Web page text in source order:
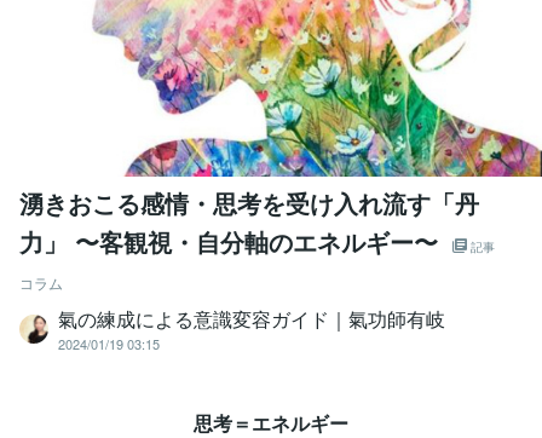
湧きおこる感情・思考を受け入れ流す「丹
力」 〜客観視・自分軸のエネルギー〜
記事
コラム
氣の練成による意識変容ガイド｜氣功師有岐
2024/01/19 03:15
思考＝エネルギー